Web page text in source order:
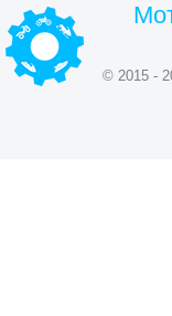
© 2015 -